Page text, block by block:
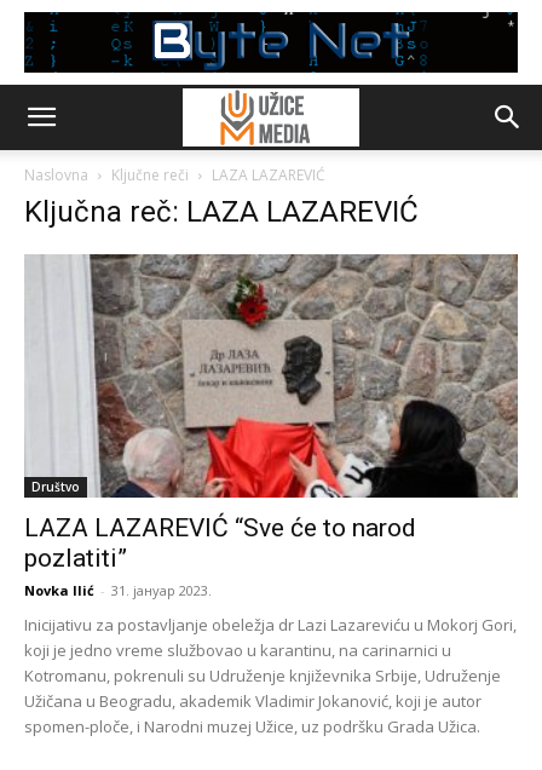
Naslovna Ključne reči LAZA LAZAREVIĆ
Ključna reč: LAZA LAZAREVIĆ
Društvo
LAZA LAZAREVIĆ “Sve će to narod
pozlatiti”
Novka Ilić - 31. јануар 2023.
Inicijativu za postavljanje obeležja dr Lazi Lazareviću u Mokorj Gori,
koji je jedno vreme službovao u karantinu, na carinarnici u
Kotromanu, pokrenuli su Udruženje književnika Srbije, Udruženje
Užičana u Beogradu, akademik Vladimir Jokanović, koji je autor
spomen-ploče, i Narodni muzej Užice, uz podršku Grada Užica.